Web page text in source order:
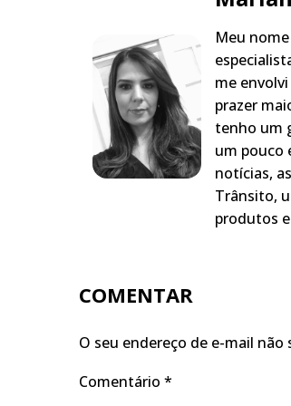
Meu
me
prazer
tenho um
um pouco
notícias,
Trânsito,
produtos
COMENTAR
O seu endereço de e-mail não
Comentário *